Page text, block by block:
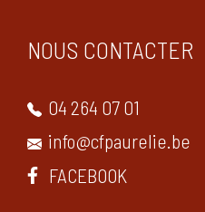
NOUS CONTACTER
04 264 07 01
info@cfpaurelie.be
FACEBOOK